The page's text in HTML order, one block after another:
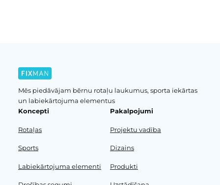
Mēs piedāvājam bērnu rotaļu laukumus, sporta iekārtas
un labiekārtojuma elementus
Koncepti
Rotaļas
Sports
Labiekārtojuma elementi
Pakalpojumi
Projektu vadība
Dizains
Produkti